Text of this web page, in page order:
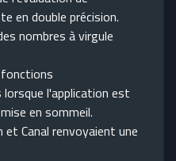
en double précision.
nombres à virgule
l'application est
en sommeil.
et Canal renvoyaient une